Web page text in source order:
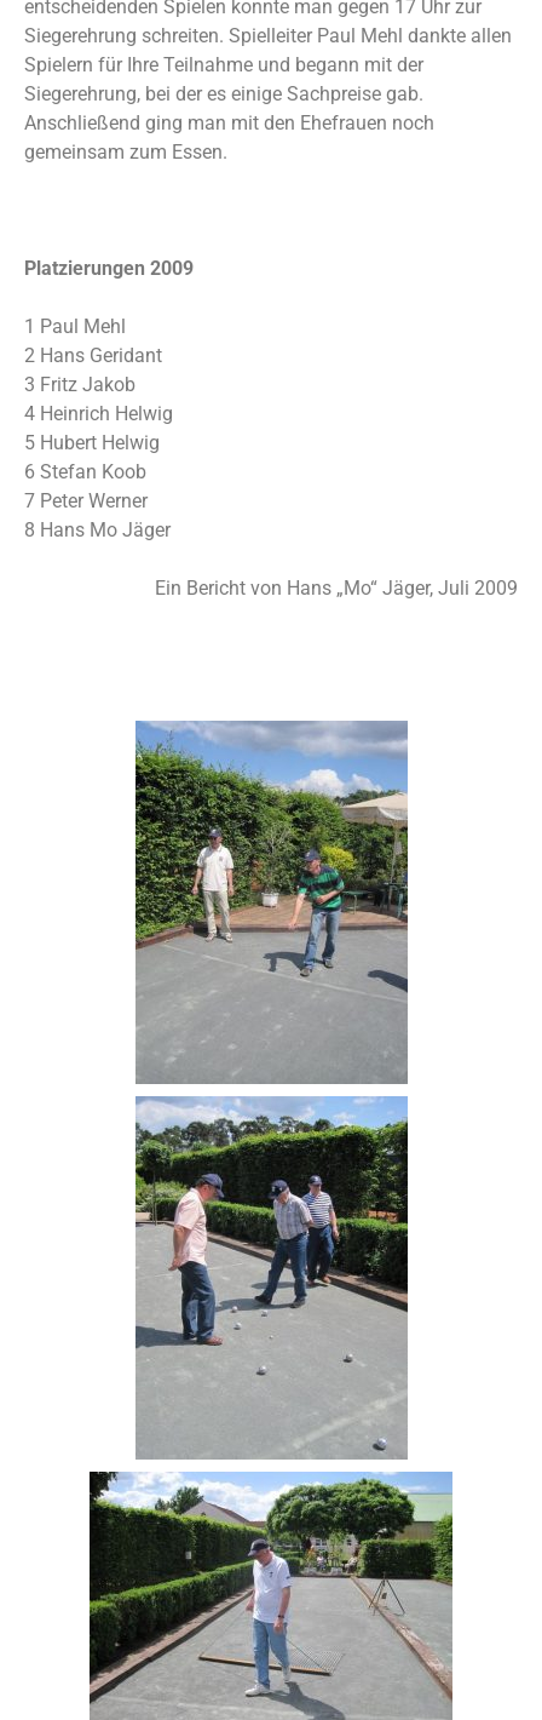
entscheidenden Spielen konnte man gegen 17 Uhr zur
Siegerehrung schreiten. Spielleiter Paul Mehl dankte allen
Spielern für Ihre Teilnahme und begann mit der
Siegerehrung, bei der es einige Sachpreise gab.
Anschließend ging man mit den Ehefrauen noch
gemeinsam zum Essen.
Platzierungen 2009
1 Paul Mehl
2 Hans Geridant
3 Fritz Jakob
4 Heinrich Helwig
5 Hubert Helwig
6 Stefan Koob
7 Peter Werner
8 Hans Mo Jäger
Ein Bericht von Hans „Mo“ Jäger, Juli 2009